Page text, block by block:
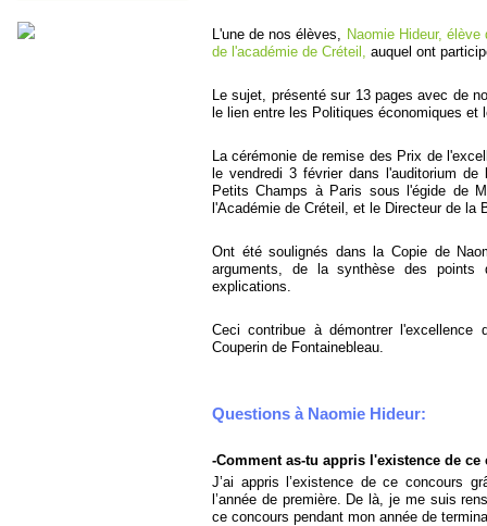
L'une de nos élèves, Naomie Hideur,
de l'académie de Créteil, auquel ont
Le sujet, présenté sur 13 pages avec de
le lien entre les Politiques économiques et
La cérémonie de remise des Prix de
le vendredi 3 février dans l'auditorium
Petits Champs à Paris sous l'égide de
l'Académie de Créteil, et le Directeur de la
Ont été soulignés dans la Copie de
arguments, de la synthèse des
explications.
Ceci contribue à démontrer
Couperin de Fontainebleau.
Questions à Naomie Hideur:
-Comment as-tu appris l'existence de ce
J’ai appris l’existence de ce concours
l’année de première. De là, je me suis
ce concours pendant mon année de